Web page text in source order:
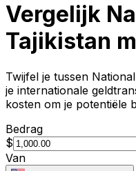
Vergelijk
Tajikistan
Twijfel je tussen
je internationale
kosten om je potentiële
Bedrag
$
Van